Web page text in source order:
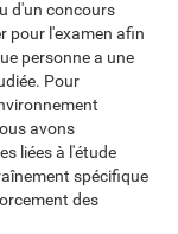
d'un concours
pour l'examen afin
personne a une
Pour
avons
liées à l'étude
spécifique
des